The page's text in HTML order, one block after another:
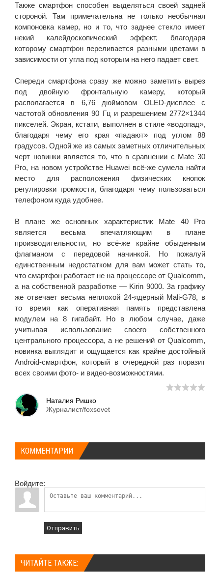
Также смартфон способен выделяться своей задней
стороной. Там примечательна не только необычная
компоновка камер, но и то, что заднее стекло имеет
некий калейдоскопический эффект, благодаря
которому смартфон переливается разными цветами в
зависимости от угла под которым на него падает свет.
Спереди смартфона сразу же можно заметить вырез
под двойную фронтальную камеру, который
располагается в 6,76 дюймовом OLED-дисплее с
частотой обновления 90 Гц и разрешением 2772×1344
пикселей. Экран, кстати, выполнен в стиле «водопад»,
благодаря чему его края «падают» под углом 88
градусов. Одной же из самых заметных отличительных
черт новинки является то, что в сравнении с Mate 30
Pro, на новом устройстве Huawei всё-же сумела найти
место для расположения физических кнопок
регулировки громкости, благодаря чему пользоваться
телефоном куда удобнее.
В плане же основных характеристик Mate 40 Pro
является весьма впечатляющим в плане
производительности, но всё-же крайне обыденным
флагманом с передовой начинкой. Но пожалуй
единственным недостатком для вам может стать то,
что смартфон работает не на процессоре от Qualcomm,
а на собственной разработке — Kirin 9000. За графику
же отвечает весьма неплохой 24-ядерный Mali-G78, в
то время как оперативная память представлена
модулем на 8 гигабайт. Но в любом случае, даже
учитывая использование своего собственного
центрального процессора, а не решений от Qualcomm,
новинка выглядит и ощущается как крайне достойный
Android-смартфон, который в очередной раз поразит
всех своими фото- и видео-возможностями.
Наталия Ришко
Журналист/foxsovet
КОММЕНТАРИИ
Войдите:
Отправить
ЧИТАЙТЕ ТАКЖЕ: